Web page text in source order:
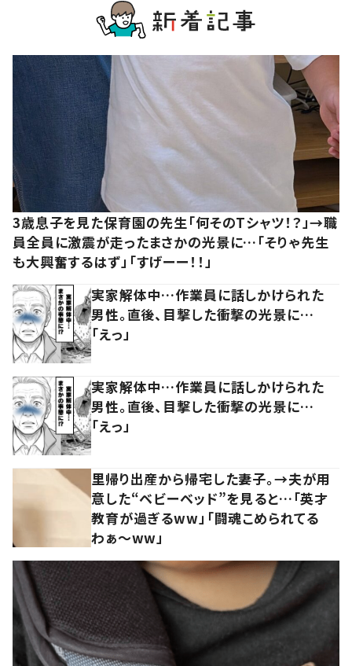
3歳息子を見た保育園の先生「何そのTシャツ！？」→職
員全員に激震が走ったまさかの光景に…「そりゃ先生
も大興奮するはず」「すげーー！！」
実家解体中…作業員に話しかけられた
男性。直後、目撃した衝撃の光景に…
「えっ」
実家解体中…作業員に話しかけられた
男性。直後、目撃した衝撃の光景に…
「えっ」
里帰り出産から帰宅した妻子。→夫が用
意した“ベビーベッド”を見ると…「英才
教育が過ぎるww」「闘魂こめられてる
わぁ～ww」